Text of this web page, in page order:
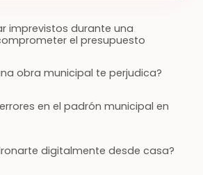
imprevistos durante una
el presupuesto
obra municipal te perjudica?
en el padrón municipal en
digitalmente desde casa?